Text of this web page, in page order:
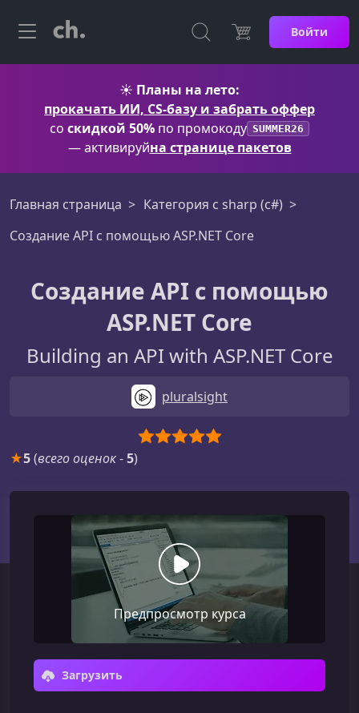
Войти
☀️ Планы на лето:
прокачать ИИ, CS-базу и забрать оффер
со скидкой 50% по промокоду SUMMER26
— активируйна странице пакетов
Главная страница
Категория c sharp (c#)
Создание API с помощью ASP.NET Core
Создание API с помощью
ASP.NET Core
Building an API with ASP.NET Core
pluralsight
★5(всего оценок-5)
Предпросмотр курса
Загрузить